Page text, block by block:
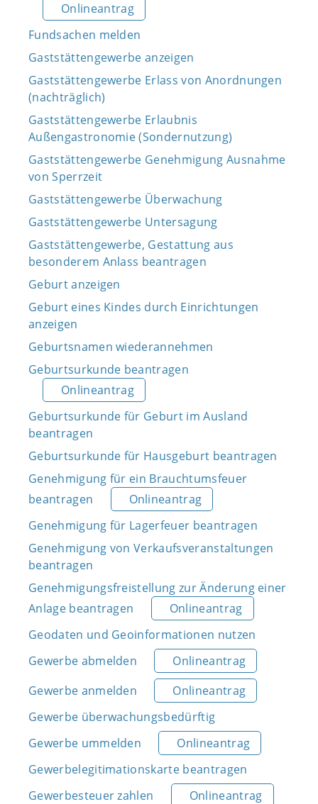
Onlineantrag
Fundsachen melden
Gaststättengewerbe anzeigen
Gaststättengewerbe Erlass von Anordnungen
(nachträglich)
Gaststättengewerbe Erlaubnis
Außengastronomie (Sondernutzung)
Gaststättengewerbe Genehmigung Ausnahme
von Sperrzeit
Gaststättengewerbe Überwachung
Gaststättengewerbe Untersagung
Gaststättengewerbe, Gestattung aus
besonderem Anlass beantragen
Geburt anzeigen
Geburt eines Kindes durch Einrichtungen
anzeigen
Geburtsnamen wiederannehmen
Geburtsurkunde beantragen
Onlineantrag
Geburtsurkunde für Geburt im Ausland
beantragen
Geburtsurkunde für Hausgeburt beantragen
Genehmigung für ein Brauchtumsfeuer
beantragen
Onlineantrag
Genehmigung für Lagerfeuer beantragen
Genehmigung von Verkaufsveranstaltungen
beantragen
Genehmigungsfreistellung zur Änderung einer
Anlage beantragen
Onlineantrag
Geodaten und Geoinformationen nutzen
Gewerbe abmelden
Onlineantrag
Gewerbe anmelden
Onlineantrag
Gewerbe überwachungsbedürftig
Gewerbe ummelden
Onlineantrag
Gewerbelegitimationskarte beantragen
Gewerbesteuer zahlen
Onlineantrag